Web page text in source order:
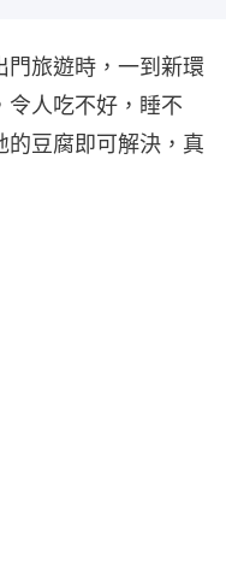
門旅遊時，一到新環
令人吃不好，睡不
的豆腐即可解決，真